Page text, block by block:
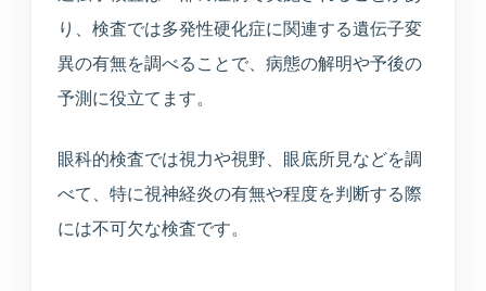
り、検査では多発性硬化症に関連する遺伝子変
異の有無を調べることで、病態の解明や予後の
予測に役立てます。
眼科的検査では視力や視野、眼底所見などを調
べて、特に視神経炎の有無や程度を判断する際
には不可欠な検査です。